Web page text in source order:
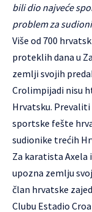
bili dio najveće
problem za
Više od 700
proteklih dana u
zemlji svojih
Crolimpijadi nisu
Hrvatsku.
sportske fešte
sudionike trećih
Za karatista Axela
upozna zemlju
član hrvatske
Clubu Estadio